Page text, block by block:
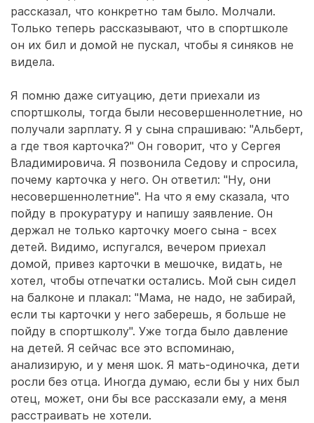
рассказал, что конкретно там было. Молчали.
Только теперь рассказывают, что в спортшколе
он их бил и домой не пускал, чтобы я синяков не
видела.
Я помню даже ситуацию, дети приехали из
спортшколы, тогда были несовершеннолетние, но
получали зарплату. Я у сына спрашиваю: "Альберт,
а где твоя карточка?" Он говорит, что у Сергея
Владимировича. Я позвонила Седову и спросила,
почему карточка у него. Он ответил: "Ну, они
несовершеннолетние". На что я ему сказала, что
пойду в прокуратуру и напишу заявление. Он
держал не только карточку моего сына - всех
детей. Видимо, испугался, вечером приехал
домой, привез карточки в мешочке, видать, не
хотел, чтобы отпечатки остались. Мой сын сидел
на балконе и плакал: "Мама, не надо, не забирай,
если ты карточки у него заберешь, я больше не
пойду в спортшколу". Уже тогда было давление
на детей. Я сейчас все это вспоминаю,
анализирую, и у меня шок. Я мать-одиночка, дети
росли без отца. Иногда думаю, если бы у них был
отец, может, они бы все рассказали ему, а меня
расстраивать не хотели.